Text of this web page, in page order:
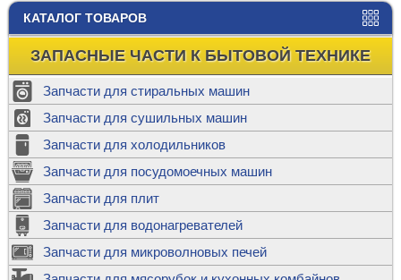
КАТАЛОГ ТОВАРОВ
ЗАПАСНЫЕ ЧАСТИ К БЫТОВОЙ ТЕХНИКЕ
Запчасти для стиральных машин
Запчасти для сушильных машин
Запчасти для холодильников
Запчасти для посудомоечных машин
Запчасти для плит
Запчасти для водонагревателей
Запчасти для микроволновых печей